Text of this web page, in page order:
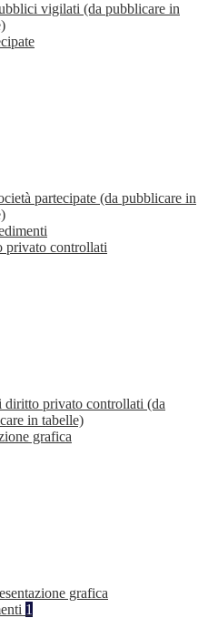
vigilati (da pubblicare in
partecipate (da pubblicare in
privato controllati
diritto privato controllati (da
in tabelle)
grafica
grafica
1